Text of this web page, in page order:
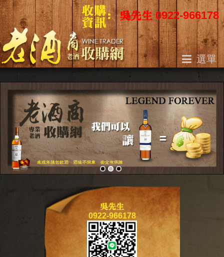
吳先生 0922-966178
選單
老酒收購
收購方法
收購聲明
最新資訊
收購地區
吳先生
0922-966178